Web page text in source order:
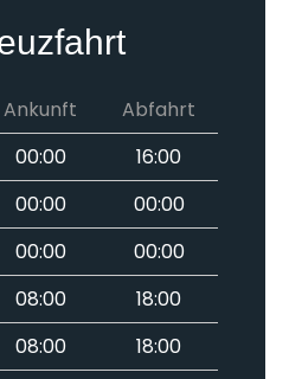
Ankunft
Abfahrt
00:00
16:00
00:00
00:00
00:00
00:00
08:00
18:00
08:00
18:00